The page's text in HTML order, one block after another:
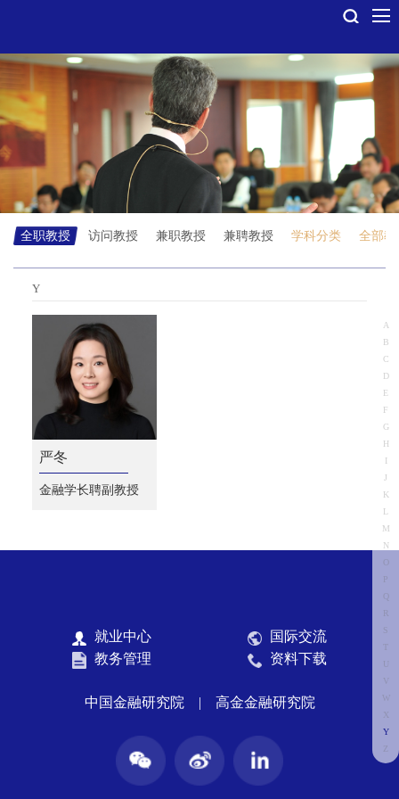
全职教授 访问教授 兼职教授 兼聘教授 学科分类 全部教
Y
严冬
金融学长聘副教授
A
B
C
D
E
F
G
H
I
J
K
L
M
N
O
P
Q
R
S
T
U
V
W
X
Y
Z
就业中心
国际交流
教务管理
资料下载
中国金融研究院 | 高金金融研究院